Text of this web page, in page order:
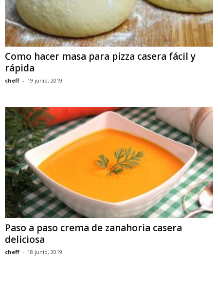
Como hacer masa para pizza casera fácil y
rápida
cheff - 19 junio, 2019
Paso a paso crema de zanahoria casera
deliciosa
cheff - 18 junio, 2019